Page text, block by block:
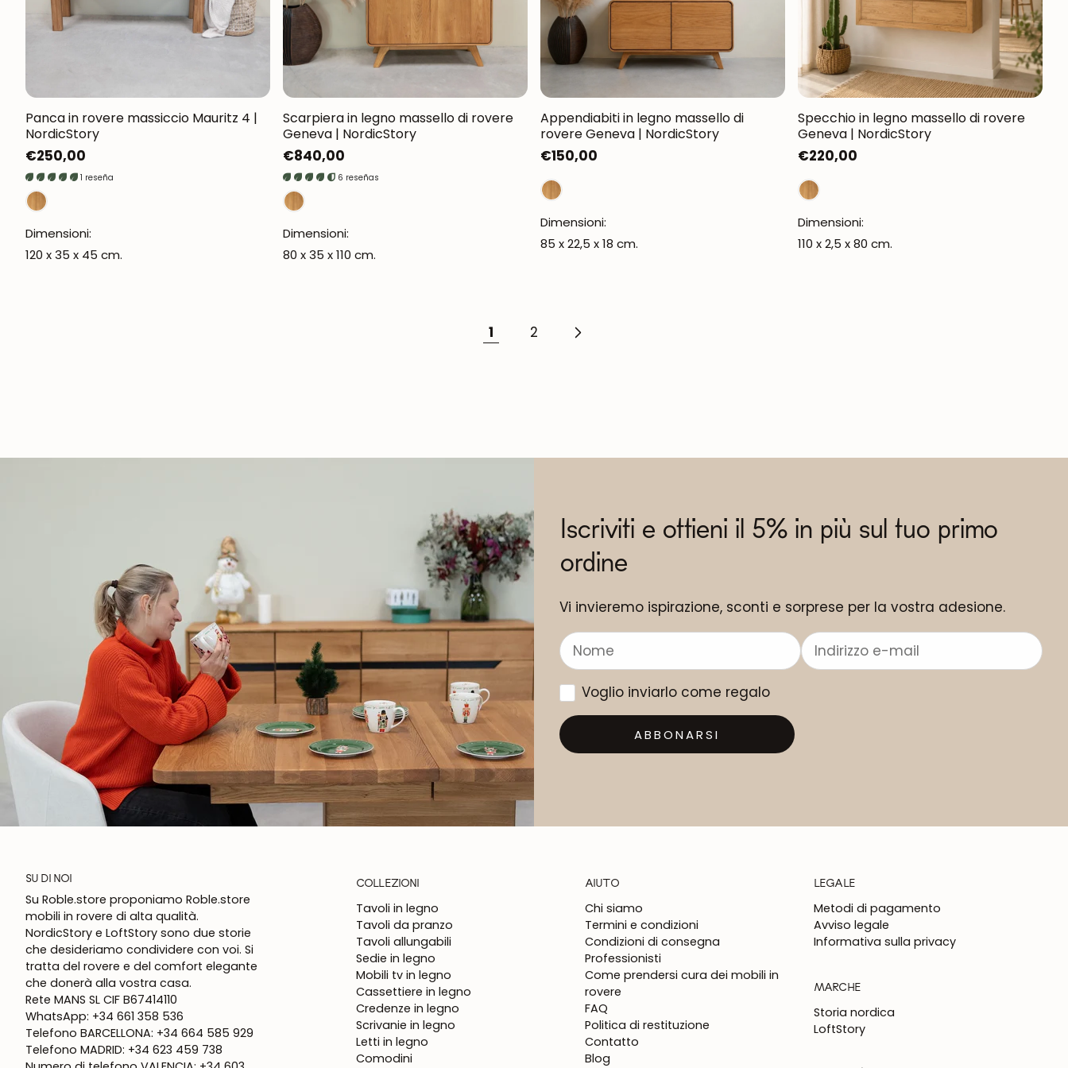
Panca in rovere massiccio Mauritz 4 |
NordicStory
Prezzo
normale
€250,00
1 reseña
Dimensioni:
120 x 35 x 45 cm.
Scarpiera in legno massello di rovere
Geneva | NordicStory
Prezzo
normale
€840,00
6 reseñas
Dimensioni:
80 x 35 x 110 cm.
Appendiabiti in legno massello di
rovere Geneva | NordicStory
Prezzo
normale
€150,00
Dimensioni:
85 x 22,5 x 18 cm.
Specchio in legno massello di rovere
Geneva | NordicStory
Prezzo
normale
€220,00
Dimensioni:
110 x 2,5 x 80 cm.
1 2
Iscriviti e ottieni il 5% in più sul tuo primo
ordine
Vi invieremo ispirazione, sconti e sorprese per la vostra adesione.
Voglio inviarlo come regalo
ABBONARSI
SU DI NOI
Su Roble.store proponiamo Roble.store
mobili in rovere di alta qualità.
NordicStory e LoftStory sono due storie
che desideriamo condividere con voi. Si
tratta del rovere e del comfort elegante
che donerà alla vostra casa.
Rete MANS SL CIF B67414110
WhatsApp: +34 661 358 536
Telefono BARCELLONA: +34 664 585 929
Telefono MADRID: +34 623 459 738
COLLEZIONI
Tavoli in legno
Tavoli da pranzo
Tavoli allungabili
Sedie in legno
Mobili tv in legno
Cassettiere in legno
Credenze in legno
Scrivanie in legno
Letti in legno
Comodini
AIUTO
Chi siamo
Termini e condizioni
Condizioni di consegna
Professionisti
Come prendersi cura dei mobili in
rovere
FAQ
Politica di restituzione
Contatto
Blog
LEGALE
Metodi di pagamento
Avviso legale
Informativa sulla privacy
MARCHE
Storia nordica
LoftStory
Iscrivermi